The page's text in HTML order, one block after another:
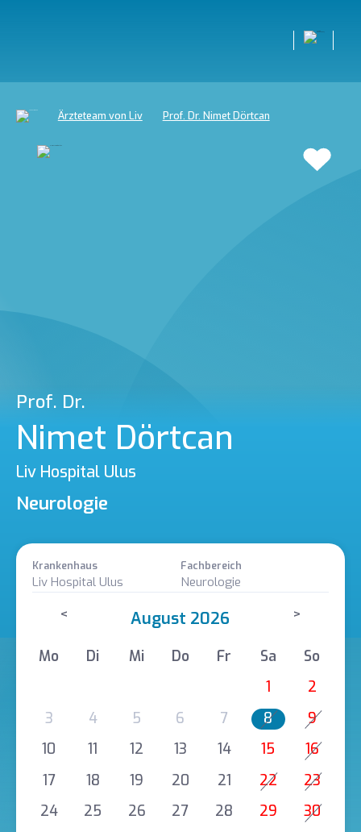
Ärzteteam von Liv Prof. Dr. Nimet Dörtcan
Prof. Dr.
Nimet Dörtcan
Liv Hospital Ulus
Neurologie
Krankenhaus
Liv Hospital Ulus
Fachbereich
Neurologie
< August 2026 >
Mo Di Mi Do Fr Sa
So
1
2
3
4 5 6 7 8
9
10
11 12 13 14 15
16
17
18 19 20 21 22
23
24
25 26 27 28 29
30